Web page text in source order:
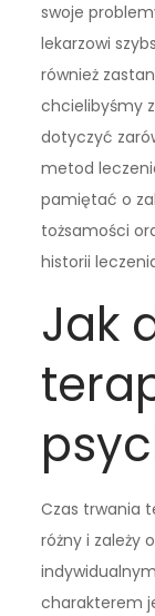
swoje
lekarzowi
również
chcielibyśmy
dotyczyć
metod
pamiętać o
tożsamości
historii
Jak
Czas trwania
różny i zależy
charakterem